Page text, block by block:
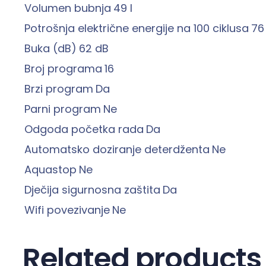
Volumen bubnja 49 l
Potrošnja električne energije na 100 ciklusa
Buka (dB) 62 dB
Broj programa 16
Brzi program Da
Parni program Ne
Odgoda početka rada Da
Automatsko doziranje deterdženta Ne
Aquastop Ne
Dječija sigurnosna zaštita Da
Wifi povezivanje Ne